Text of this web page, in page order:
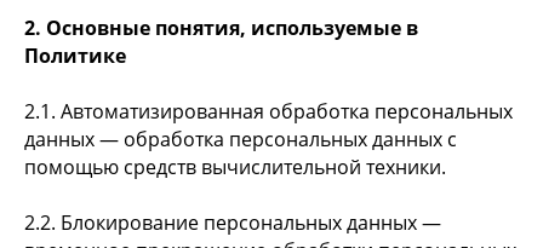
2. Основные понятия, используемые в
Политике
2.1. Автоматизированная обработка персональных
данных — обработка персональных данных с
помощью средств вычислительной техники.
2.2. Блокирование персональных данных —